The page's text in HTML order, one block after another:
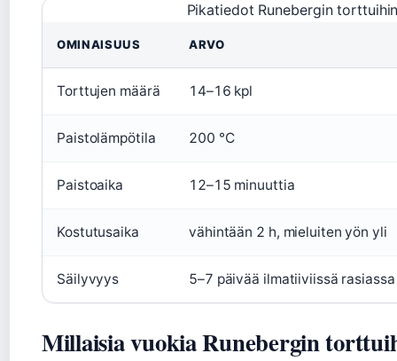
Pikatiedot Runebergin
OMINAISUUS ARVO
Torttujen määrä 14–16 kpl
Paistolämpötila 200 °C
Paistoaika 12–15 minuuttia
Kostutusaika vähintään 2 h, mieluiten yön yli
Säilyvyys 5–7 päivää ilmatiiviissä rasiassa
Millaisia vuokia Runebergin